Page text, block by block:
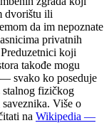
dvorištu ili
da im nepoznate
privatnih
koji
takođe mogu
svako ko poseduje
stalnog fizičkog
Više o
na Wikipedia —